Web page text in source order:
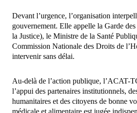
Devant l’urgence, l’organisation
gouvernement. Elle appelle la Garde
la Justice), le Ministre de la Santé
Commission Nationale des Droits de
intervenir sans délai.
Au-delà de l’action publique, l’ACAT-
l’appui des partenaires institutionnels,
humanitaires et des citoyens de bonne
médicale et alimentaire est jugée